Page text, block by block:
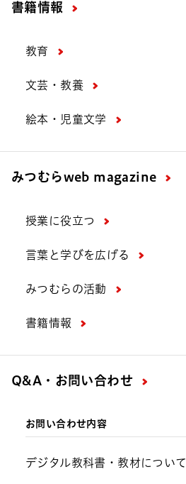
書籍情報
教育
文芸・教養
絵本・児童文学
みつむらweb magazine
授業に役立つ
言葉と学びを広げる
みつむらの活動
書籍情報
Q&A・お問い合わせ
お問い合わせ内容
デジタル教科書・教材について